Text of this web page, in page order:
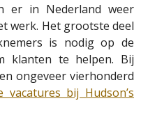
er in Nederland weer
werk. Het grootste deel
is nodig op de
klanten te helpen. Bij
ongeveer vierhonderd
vacatures bij Hudson’s